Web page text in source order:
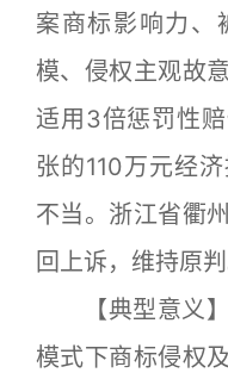
案商标影响力、
模、侵权主观故
适用3倍惩罚性
张的110万元经
不当。浙江省衢
回上诉，维持原判
【典型意义】
模式下商标侵权